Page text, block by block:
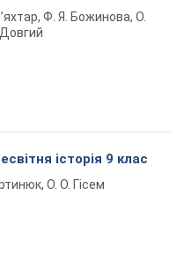
Ф. Я. Божинова, О.
історія 9 клас
О. О. Гісем